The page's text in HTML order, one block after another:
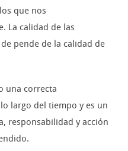
que nos
La calidad de las
pende de la calidad de
una correcta
largo del tiempo y es un
responsabilidad y acción